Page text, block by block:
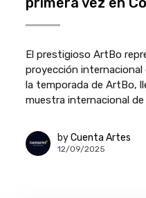
El prestigioso ArtBo
proyección internacional
la temporada de ArtBo,
muestra internacional de
by Cuenta Artes
12/09/2025